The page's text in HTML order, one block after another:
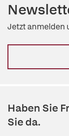
Jetzt anmelden
Haben Sie
Sie da.